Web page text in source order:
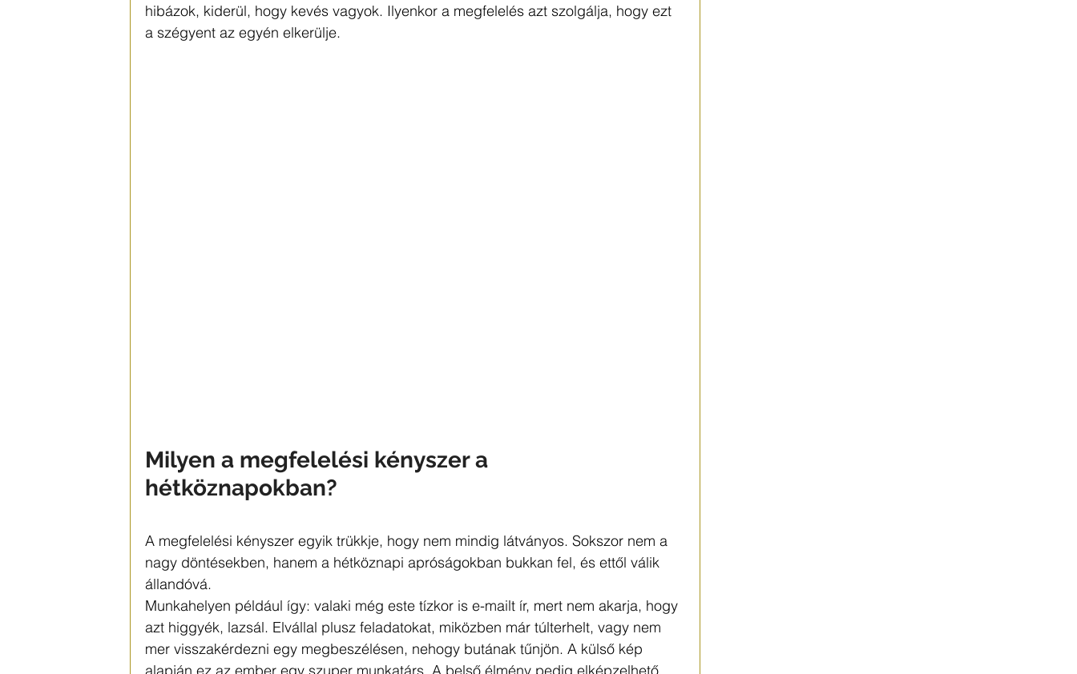
hibázok, kiderül, hogy kevés vagyok. Ilyenkor a megfelelés azt szolgálja, hogy ezt
a szégyent az egyén elkerülje.
Milyen a megfelelési kényszer a
hétköznapokban?
A megfelelési kényszer egyik trükkje, hogy nem mindig látványos. Sokszor nem a
nagy döntésekben, hanem a hétköznapi apróságokban bukkan fel, és ettől válik
állandóvá.
Munkahelyen például így: valaki még este tízkor is e-mailt ír, mert nem akarja, hogy
azt higgyék, lazsál. Elvállal plusz feladatokat, miközben már túlterhelt, vagy nem
mer visszakérdezni egy megbeszélésen, nehogy butának tűnjön. A külső kép